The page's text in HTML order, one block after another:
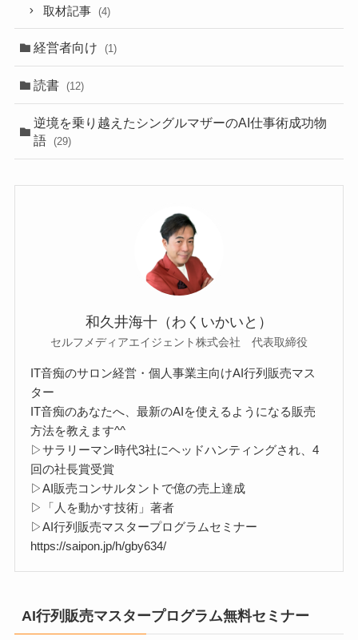
取材記事 (4)
経営者向け (1)
読書 (12)
逆境を乗り越えたシングルマザーのAI仕事術成功物
語
(29)
和久井海十（わくいかいと）
セルフメディアエイジェント株式会社 代表取締役
IT音痴のサロン経営・個人事業主向けAI行列販売マス
ター
IT音痴のあなたへ、最新のAIを使えるようになる販売
方法を教えます^^
▷サラリーマン時代3社にヘッドハンティングされ、4
回の社長賞受賞
▷AI販売コンサルタントで億の売上達成
▷「人を動かす技術」著者
▷AI行列販売マスタープログラムセミナー
https://saipon.jp/h/gby634/
AI行列販売マスタープログラム無料セミナー